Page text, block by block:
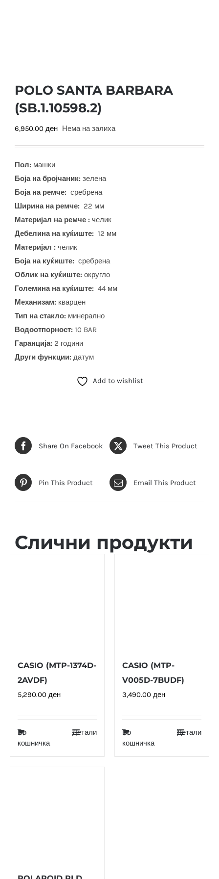
POLO SANTA BARBARA
(SB.1.10598.2)
6,950.00 ден Нема на залиха
Пол: машки
Боја на бројчаник: зелена
Боја на ремче: сребрена
Ширина на ремче: 22 мм
Материјал на ремче : челик
Дебелина на куќиште: 12 мм
Материјал : челик
Боја на куќиште: сребрена
Облик на куќиште: округло
Големина на куќиште: 44 мм
Механизам: кварцен
Тип на стакло: минерално
Водоотпорност: 10 BAR
Гаранција: 2 години
Други функции: датум
Add to wishlist
Share On Facebook Tweet This Product
Pin This Product Email This Product
Слични продукти
CASIO (MTP-1374D-
2AVDF)
5,290.00 ден
Во
кошничка
Детали
CASIO (MTP-
V005D-7BUDF)
3,490.00 ден
Во
кошничка
Детали